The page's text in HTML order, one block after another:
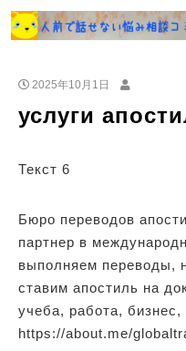
2025年10月1日
услуги
Текст 6
Бюро переводов
партнер в
выполняем переводы,
ставим апостиль на
учеба, работа, бизнес,
https://about.me/